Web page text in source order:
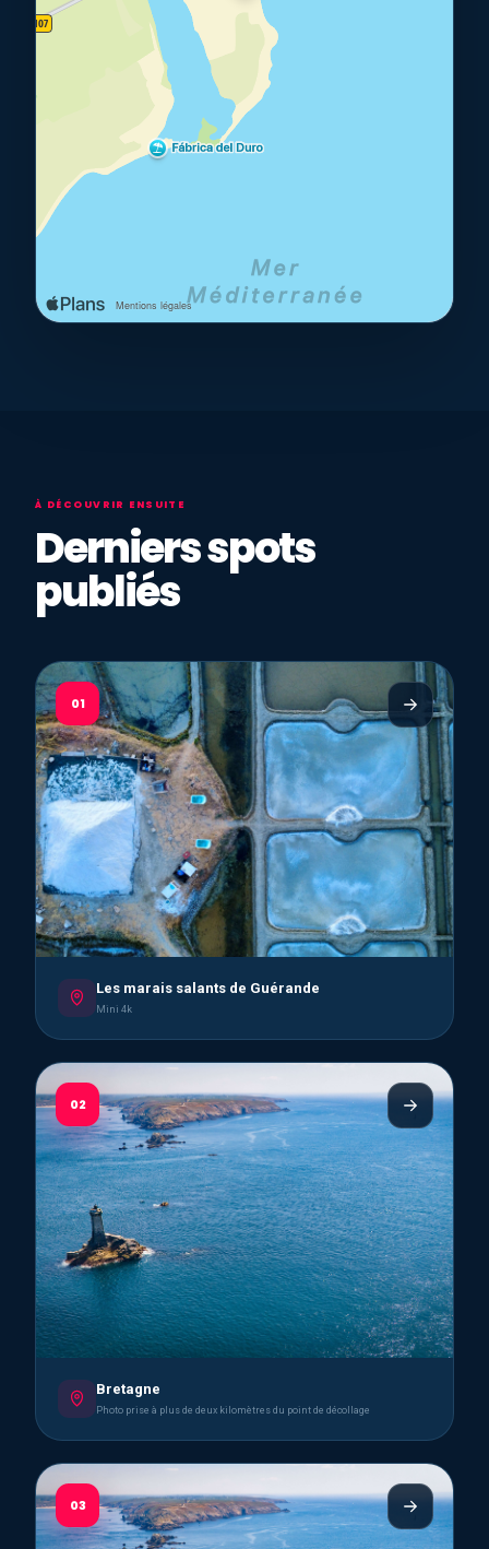
À DÉCOUVRIR ENSUITE
Derniers spots
publiés
01
Les marais salants de Guérande
Mini 4k
02
Bretagne
Photo prise à plus de deux kilomètres du point de décollage
03